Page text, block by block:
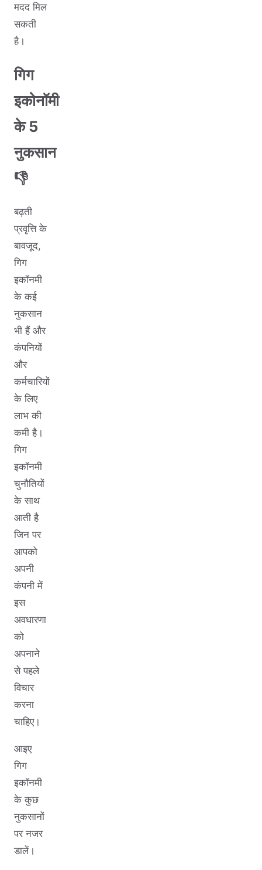
मदद मिल
सकती
है।
गिग
इकोनॉमी
के 5
नुकसान
👎
बढ़ती
प्रवृत्ति के
बावजूद,
गिग
इकॉनमी
के कई
नुकसान
भी हैं और
कंपनियों
और
कर्मचारियों
के लिए
लाभ की
कमी है।
गिग
इकॉनमी
चुनौतियों
के साथ
आती है
जिन पर
आपको
अपनी
कंपनी में
इस
अवधारणा
को
अपनाने
से पहले
विचार
करना
चाहिए।
आइए
गिग
इकॉनमी
के कुछ
नुकसानों
पर नजर
डालें।